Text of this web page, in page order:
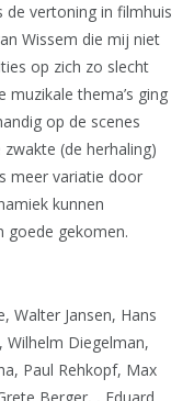
de vertoning in filmhuis
Wissem die mij niet
op zich zo slecht
thema’s ging
op de scenes
(de herhaling)
meer variatie door
kunnen
goede gekomen.
Walter Jansen, Hans
Wilhelm Diegelman,
Paul Rehkopf, Max